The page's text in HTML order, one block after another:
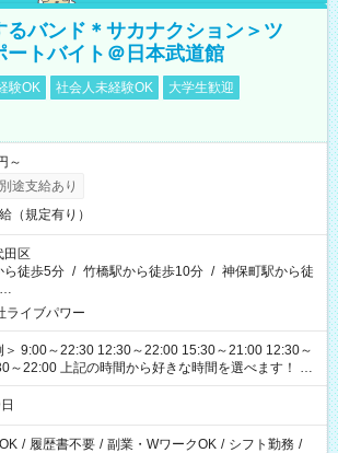
るバンド＊サカナクション＞ツ
ートバイト＠日本武道館
験OK 社会人未経験OK
大学生歓迎
～
途支給あり
（規定有り）
田区
ら徒歩5分 / 竹橋駅から徒歩10分 / 神保町駅から徒
…
ライブパワー
＞ 9:00～22:30 12:30～22:00 15:30～21:00 12:30～
好きな時間を選べます！ ※
となる可能性があります
/ 履歴書不要 / 副業・WワークOK / シフト勤務 /